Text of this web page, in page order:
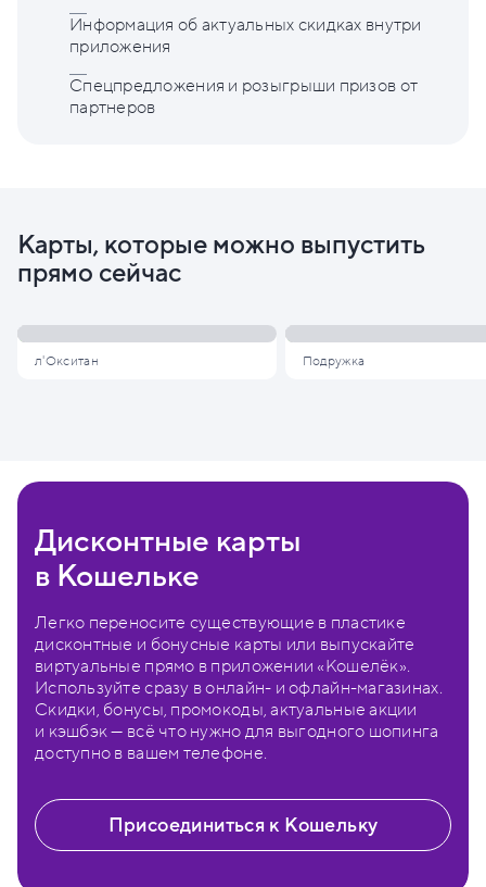
Информация об актуальных скидках внутри
приложения
Спецпредложения и розыгрыши призов от
партнеров
Карты, которые можно выпустить
прямо сейчас
л'Окситан Подружка
Дисконтные карты
в Кошельке
Легко переносите существующие в пластике
дисконтные и бонусные карты или выпускайте
виртуальные прямо в приложении «Кошелёк».
Используйте сразу в онлайн- и офлайн-магазинах.
Скидки, бонусы, промокоды, актуальные акции
и кэшбэк — всё что нужно для выгодного шопинга
доступно в вашем телефоне.
Присоединиться к Кошельку